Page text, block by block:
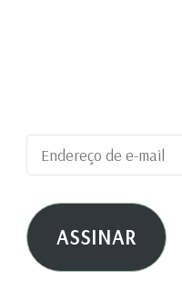
Endereço
de
e-
mail ASSINAR